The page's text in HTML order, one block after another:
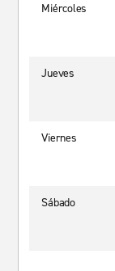
Miércoles
Jueves
Viernes
Sábado